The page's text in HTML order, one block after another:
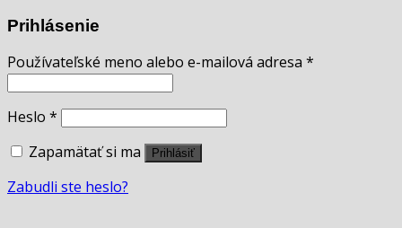
Prihlásenie
Používateľské meno alebo e-mailová adresa *
Heslo *
Zapamätať si ma
Prihlásiť
Zabudli ste heslo?